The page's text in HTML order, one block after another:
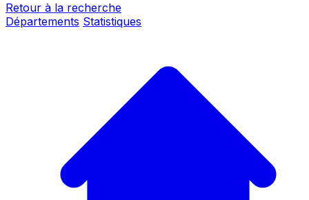
Retour à la recherche
Départements Statistiques